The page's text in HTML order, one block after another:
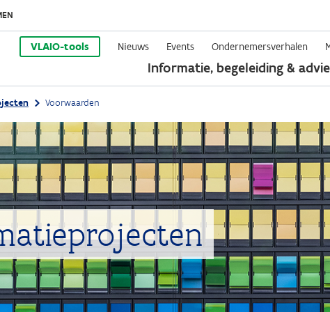
Overslaan
en
naar
de
gaan
VLAIO-tools Nieuws Events Ondernemersverhalen
Informatie, begeleiding &
Voorwaarden